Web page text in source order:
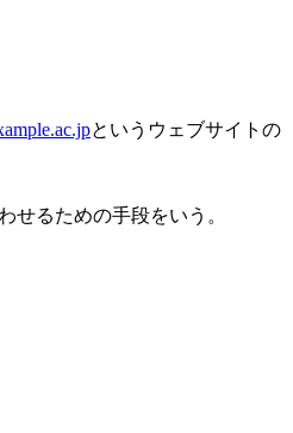
というウェブサイトの
るための手段をいう。